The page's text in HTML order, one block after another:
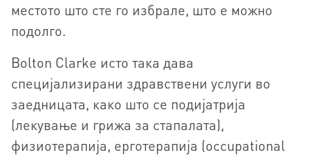
местото што сте го избрале, што е можно
подолго.
Bolton Clarke исто така дава
специјализирани здравствени услуги во
заедницата, како што се подијатрија
(лекување и грижа за стапалата),
физиотерапија, ерготерапија (occupational